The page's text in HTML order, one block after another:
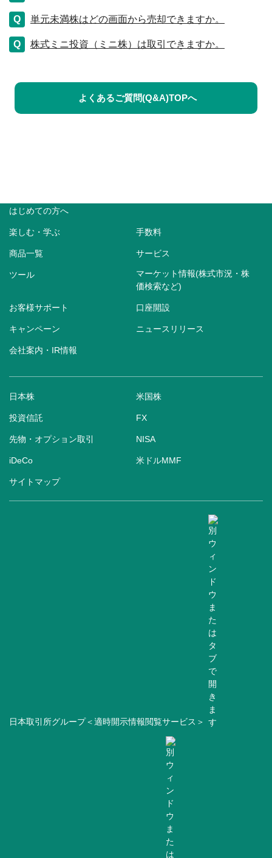
単元未満株はどの画面から売却できますか。
株式ミニ投資（ミニ株）は取引できますか。
よくあるご質問(Q&A)TOPへ
はじめての方へ
楽しむ・学ぶ 手数料
商品一覧 サービス
ツール
マーケット情報(株式市況・株
価検索など)
お客様サポート 口座開設
キャンペーン ニュースリリース
会社案内・IR情報
日本株 米国株
投資信託 FX
先物・オプション取引 NISA
iDeCo 米ドルMMF
サイトマップ
日本取引所グループ＜適時開示情報閲覧サービス＞